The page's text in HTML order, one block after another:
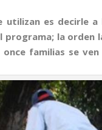
utilizan es decirle
programa; la orden
familias se